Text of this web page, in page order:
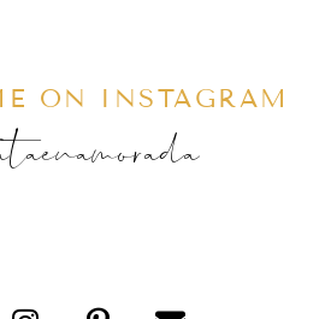
ON INSTAGRAM